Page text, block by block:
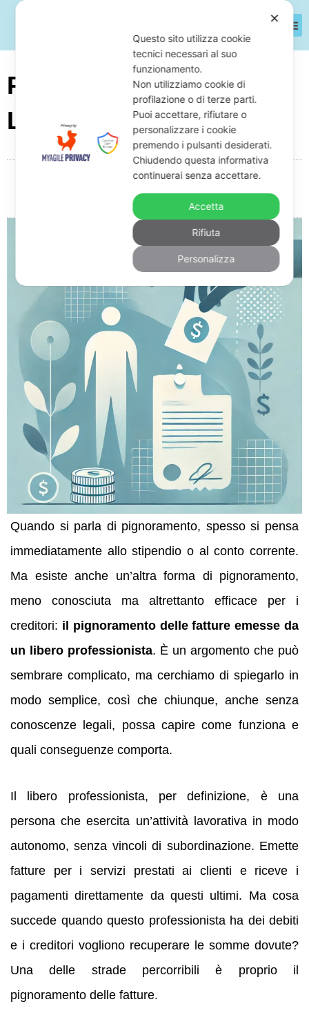
Pignoramento Fatture
Libero Professionista
Giuseppe Monardo Aprile 8, 2025
08:27
Nessun commento
Quando si parla di pignoramento, spesso si pensa
immediatamente allo stipendio o al conto corrente.
Ma esiste anche un’altra forma di pignoramento,
meno conosciuta ma altrettanto efficace per i
creditori: il pignoramento delle fatture emesse da
un libero professionista. È un argomento che può
sembrare complicato, ma cerchiamo di spiegarlo in
modo semplice, così che chiunque, anche senza
conoscenze legali, possa capire come funziona e
quali conseguenze comporta.
Il libero professionista, per definizione, è una
persona che esercita un’attività lavorativa in modo
autonomo, senza vincoli di subordinazione. Emette
fatture per i servizi prestati ai clienti e riceve i
pagamenti direttamente da questi ultimi. Ma cosa
succede quando questo professionista ha dei debiti
e i creditori vogliono recuperare le somme dovute?
Una delle strade percorribili è proprio il
pignoramento delle fatture.
✕
Questo sito utilizza cookie
tecnici necessari al suo
funzionamento.
Non utilizziamo cookie di
profilazione o di terze parti.
Puoi accettare, rifiutare o
personalizzare i cookie
premendo i pulsanti desiderati.
Chiudendo questa informativa
continuerai senza accettare.
Accetta
Rifiuta
Personalizza